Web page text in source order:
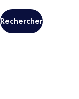
Rechercher